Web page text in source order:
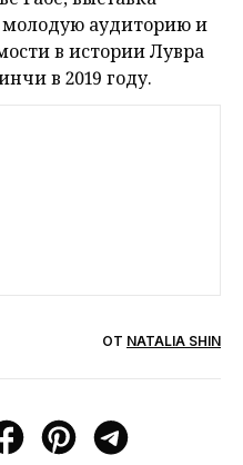
молодую аудиторию и
в истории Лувра
в 2019 году.
ОТ NATALIA SHIN